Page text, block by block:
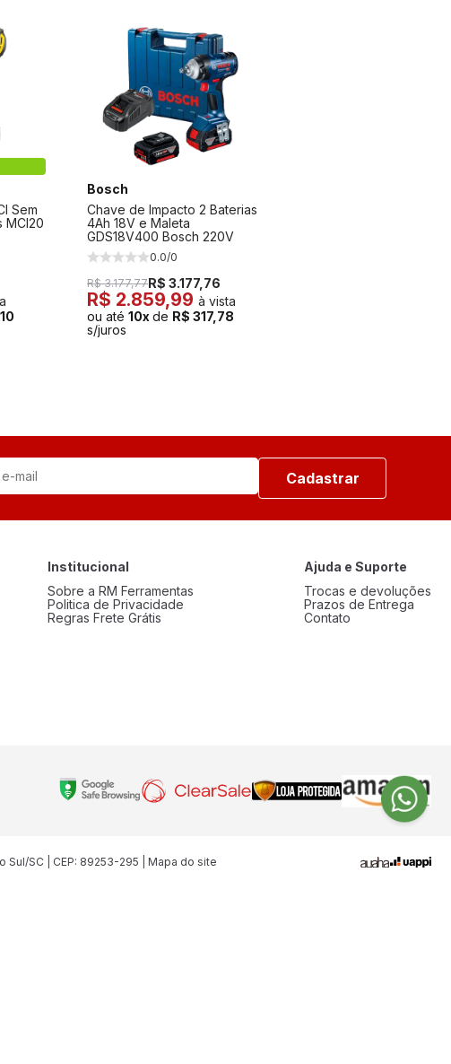
Sem
MCI20
Bosch
Chave de Impacto 2 Baterias
4Ah 18V e Maleta
GDS18V400 Bosch 220V
0.0/0
R$ 3.177,77R$ 3.177,76
R$ 2.859,99 à vista
ou até 10x de R$ 317,78
s/juros
Cadastrar
Institucional
Sobre a RM Ferramentas
Politica de Privacidade
Regras Frete Grátis
Ajuda e Suporte
Trocas e devoluções
Prazos de Entrega
Contato
Sul/SC | CEP: 89253-295 | Mapa do site